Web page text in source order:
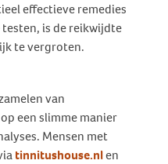
effectieve remedies
is de reikwijdte
te vergroten.
van
een slimme manier
Mensen met
tinnitushouse.nlen